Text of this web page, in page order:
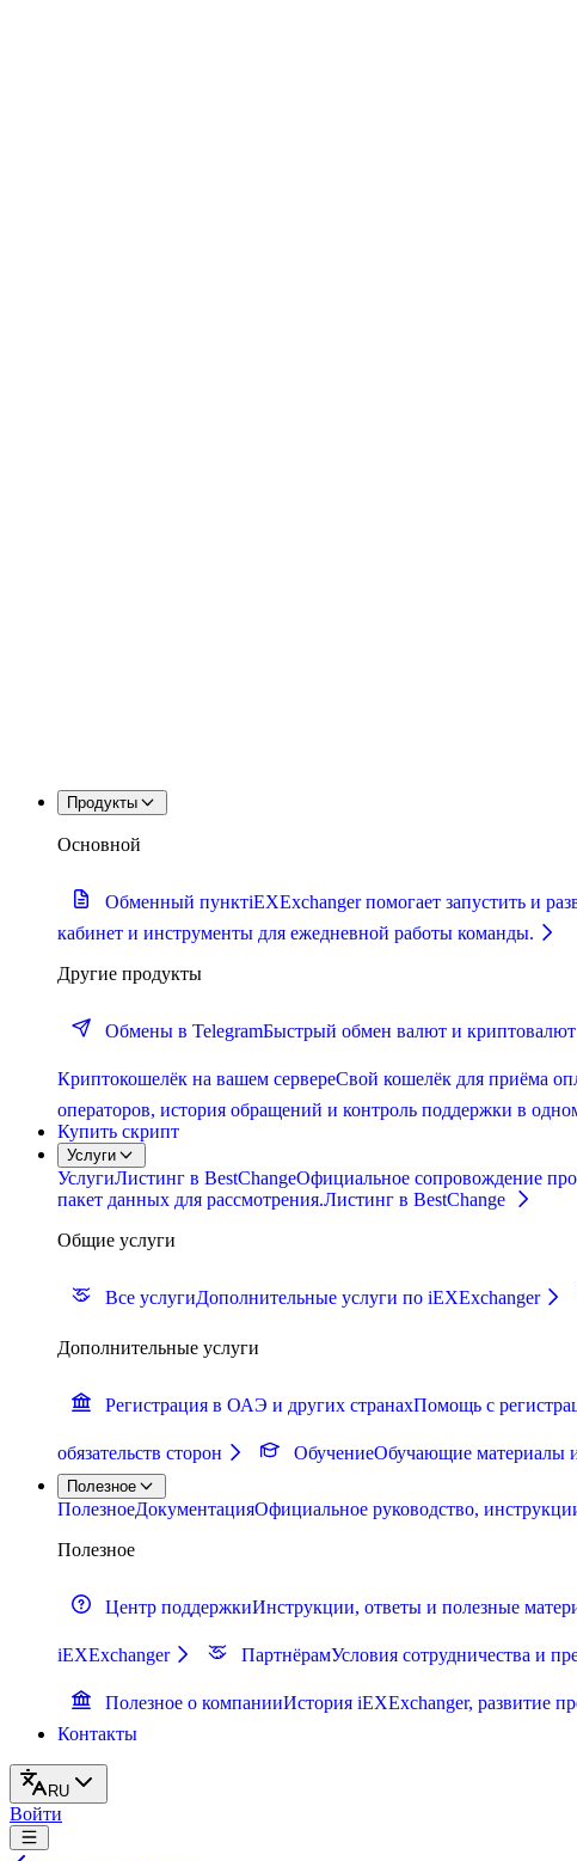
Продукты
Основной
Обменный пунктiEXExchanger помогает запустить и
кабинет и инструменты для ежедневной работы команды.
Другие продукты
Обмены в TelegramБыстрый обмен валют и криптовалют
Криптокошелёк на вашем сервереСвой кошелёк для приёма
операторов, история обращений и контроль поддержки в
Купить скрипт
Услуги
УслугиЛистинг в BestChangeОфициальное сопровождение
пакет данных для рассмотрения.Листинг в BestChange
Общие услуги
Все услугиДополнительные услуги по iEXExchanger
Дополнительные услуги
Регистрация в ОАЭ и других странахПомощь с
обязательств сторон ОбучениеОбучающие материалы
Полезное
ПолезноеДокументацияОфициальное руководство,
Полезное
Центр поддержкиИнструкции, ответы и полезные
iEXExchanger ПартнёрамУсловия сотрудничества и
Полезное о компанииИстория iEXExchanger, развитие
Контакты
RU
Войти